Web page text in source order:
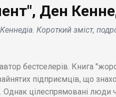
Ден
Короткий зміст,
бестселерів. Книга
підприємців, що
Однак цілеспрямовані люди
під
крос-
DDoS-
БІЗНЕС